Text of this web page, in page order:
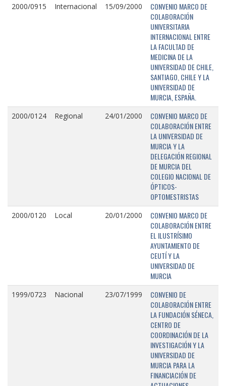
2000/0915 Internacional 15/09/2000
CONVENIO MARCO DE
COLABORACIÓN
UNIVERSITARIA
INTERNACIONAL ENTRE
LA FACULTAD DE
MEDICINA DE LA
UNIVERSIDAD DE CHILE,
SANTIAGO, CHILE Y LA
UNIVERSIDAD DE
MURCIA, ESPAÑA.
2000/0124 Regional 24/01/2000
CONVENIO MARCO DE
COLABORACIÓN ENTRE
LA UNIVERSIDAD DE
MURCIA Y LA
DELEGACIÓN REGIONAL
DE MURCIA DEL
COLEGIO NACIONAL DE
ÓPTICOS-
OPTOMESTRISTAS
2000/0120 Local 20/01/2000
CONVENIO MARCO DE
COLABORACIÓN ENTRE
EL ILUSTRÍSIMO
AYUNTAMIENTO DE
CEUTÍ Y LA
UNIVERSIDAD DE
MURCIA
1999/0723 Nacional 23/07/1999
CONVENIO DE
COLABORACIÓN ENTRE
LA FUNDACIÓN SÉNECA,
CENTRO DE
COORDINACIÓN DE LA
INVESTIGACIÓN Y LA
UNIVERSIDAD DE
MURCIA PARA LA
FINANCIACIÓN DE